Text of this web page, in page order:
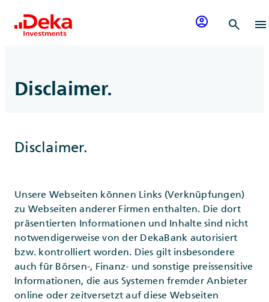
account_circle search menu
Disclaimer.
Disclaimer.
Unsere Webseiten können Links (Verknüpfungen)
zu Webseiten anderer Firmen enthalten. Die dort
präsentierten Informationen und Inhalte sind nicht
notwendigerweise von der DekaBank autorisiert
bzw. kontrolliert worden. Dies gilt insbesondere
auch für Börsen-, Finanz- und sonstige preissensitive
Informationen, die aus Systemen fremder Anbieter
online oder zeitversetzt auf diese Webseiten